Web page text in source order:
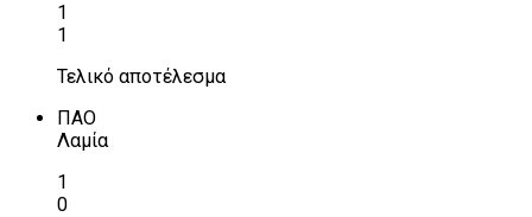
1
1
Τελικό αποτέλεσμα
ΠΑΟ
Λαμία
1
0